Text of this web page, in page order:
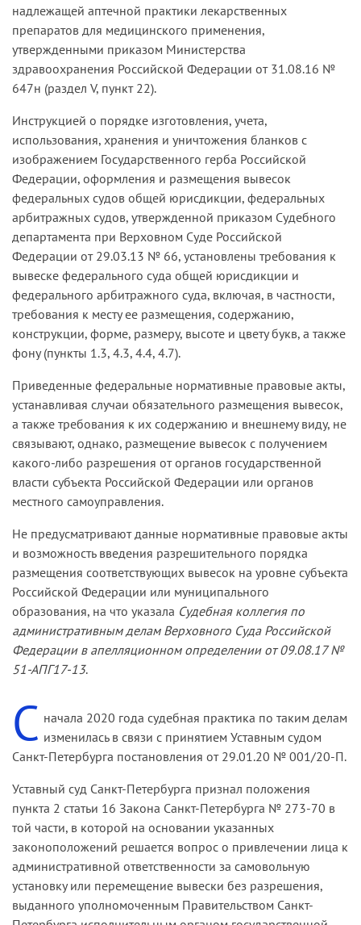
надлежащей аптечной практики лекарственных
препаратов для медицинского применения,
утвержденными приказом Министерства
здравоохранения Российской Федерации от 31.08.16 №
647н (раздел V, пункт 22).
Инструкцией о порядке изготовления, учета,
использования, хранения и уничтожения бланков с
изображением Государственного герба Российской
Федерации, оформления и размещения вывесок
федеральных судов общей юрисдикции, федеральных
арбитражных судов, утвержденной приказом Судебного
департамента при Верховном Суде Российской
Федерации от 29.03.13 № 66, установлены требования к
вывеске федерального суда общей юрисдикции и
федерального арбитражного суда, включая, в частности,
требования к месту ее размещения, содержанию,
конструкции, форме, размеру, высоте и цвету букв, а также
фону (пункты 1.3, 4.3, 4.4, 4.7).
Приведенные федеральные нормативные правовые акты,
устанавливая случаи обязательного размещения вывесок,
а также требования к их содержанию и внешнему виду, не
связывают, однако, размещение вывесок с получением
какого-либо разрешения от органов государственной
власти субъекта Российской Федерации или органов
местного самоуправления.
Не предусматривают данные нормативные правовые акты
и возможность введения разрешительного порядка
размещения соответствующих вывесок на уровне субъекта
Российской Федерации или муниципального
образования, на что указала Судебная коллегия по
административным делам Верховного Суда Российской
Федерации в апелляционном определении от 09.08.17 №
51-АПГ17-13.
С начала 2020 года судебная практика по таким делам
изменилась в связи с принятием Уставным судом
Санкт-Петербурга постановления от 29.01.20 № 001/20-П.
Уставный суд Санкт-Петербурга признал положения
пункта 2 статьи 16 Закона Санкт-Петербурга № 273-70 в
той части, в которой на основании указанных
законоположений решается вопрос о привлечении лица к
административной ответственности за самовольную
установку или перемещение вывески без разрешения,
выданного уполномоченным Правительством Санкт-